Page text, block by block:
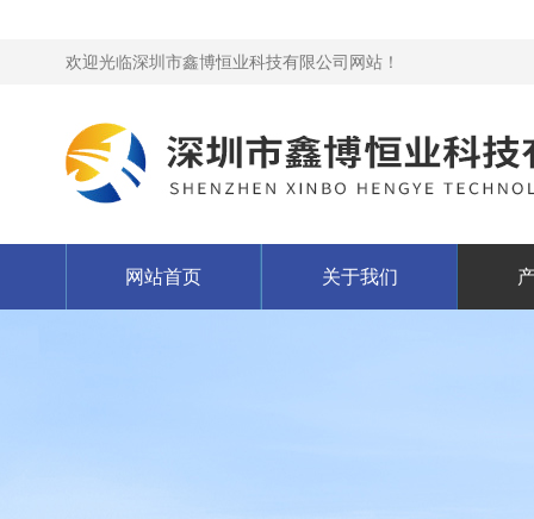
欢迎光临深圳市鑫博恒业科技有限公司网站！
网站首页 关于我们